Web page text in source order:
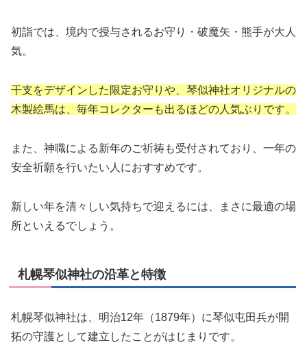
初詣では、境内で授与されるお守り・破魔矢・熊手が大人
気。
干支をデザインした限定お守りや、琴似神社オリジナルの
木製絵馬は、毎年コレクターも出るほどの人気ぶりです。
また、神職による新年のご祈祷も受付されており、一年の
安全祈願を行いたい人におすすめです。
新しい年を清々しい気持ちで迎えるには、まさに最適の場
所といえるでしょう。
札幌琴似神社の沿革と特徴
札幌琴似神社は、明治12年（1879年）に琴似屯田兵が開
拓の守護として建立したことがはじまりです。